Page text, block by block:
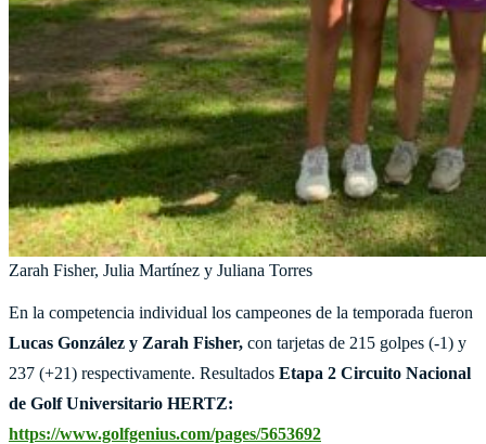
Zarah Fisher, Julia Martínez y Juliana Torres
En la competencia individual los campeones de la temporada fueron
Lucas González y Zarah Fisher, con tarjetas de 215 golpes (-1) y
237 (+21) respectivamente. Resultados Etapa 2 Circuito Nacional
de Golf Universitario HERTZ:
https://www.golfgenius.com/pages/5653692